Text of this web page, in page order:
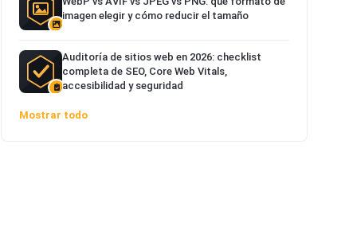
imagen elegir y cómo reducir el tamaño
Auditoría de sitios web en 2026: checklist
completa de SEO, Core Web Vitals,
accesibilidad y seguridad
Mostrar todo